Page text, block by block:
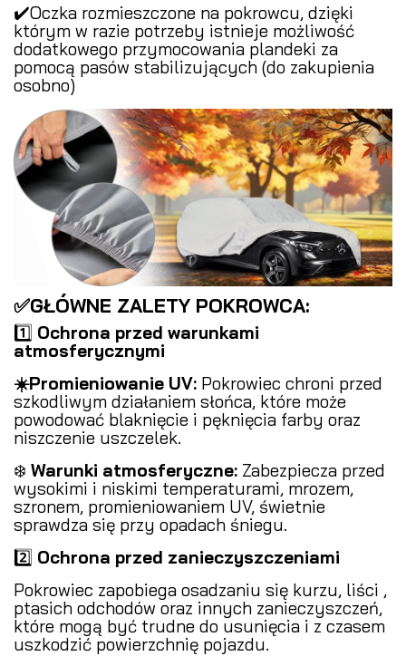
✔️Oczka rozmieszczone na pokrowcu, dzięki
którym w razie potrzeby istnieje możliwość
dodatkowego przymocowania plandeki za
pomocą pasów stabilizujących (do zakupienia
osobno)
✅GŁÓWNE ZALETY POKROWCA:
1️⃣ Ochrona przed warunkami
atmosferycznymi
☀️Promieniowanie UV: Pokrowiec chroni przed
szkodliwym działaniem słońca, które może
powodować blaknięcie i pęknięcia farby oraz
niszczenie uszczelek.
❄️ Warunki atmosferyczne: Zabezpiecza przed
wysokimi i niskimi temperaturami, mrozem,
szronem, promieniowaniem UV, świetnie
sprawdza się przy opadach śniegu.
2️⃣ Ochrona przed zanieczyszczeniami
Pokrowiec zapobiega osadzaniu się kurzu, liści ,
ptasich odchodów oraz innych zanieczyszczeń,
które mogą być trudne do usunięcia i z czasem
uszkodzić powierzchnię pojazdu.